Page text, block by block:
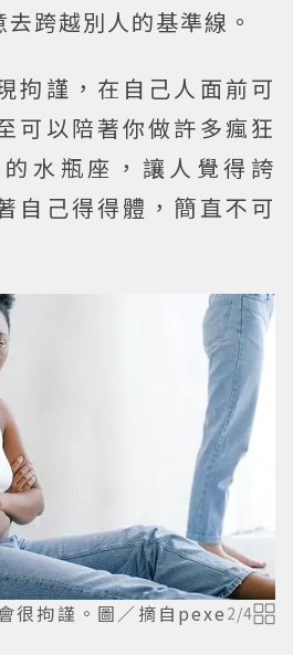
跨越別人的基準線。
拘謹，在自己人面前可
可以陪著你做許多瘋狂
水瓶座，讓人覺得誇
自己得得體，簡直不可
很拘謹。圖／摘自pexe2/4